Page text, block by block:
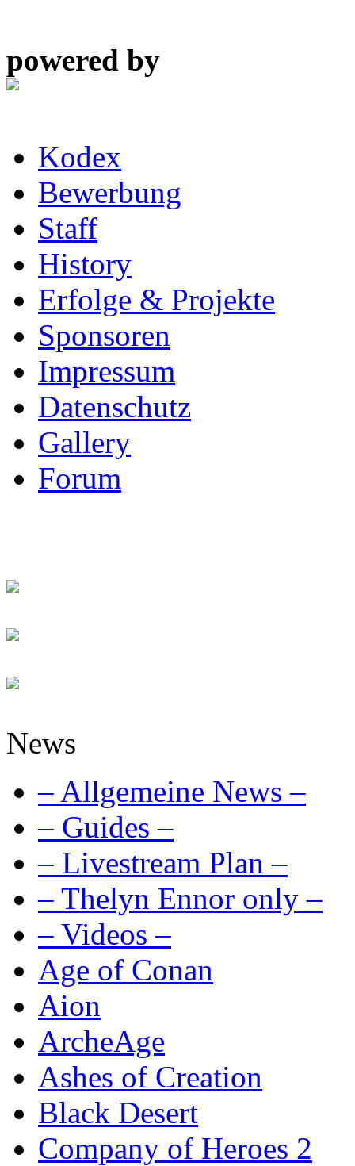
powered by
Kodex
Bewerbung
Staff
History
Erfolge & Projekte
Sponsoren
Impressum
Datenschutz
Gallery
Forum
News
– Allgemeine News –
– Guides –
– Livestream Plan –
– Thelyn Ennor only –
– Videos –
Age of Conan
Aion
ArcheAge
Ashes of Creation
Black Desert
Company of Heroes 2